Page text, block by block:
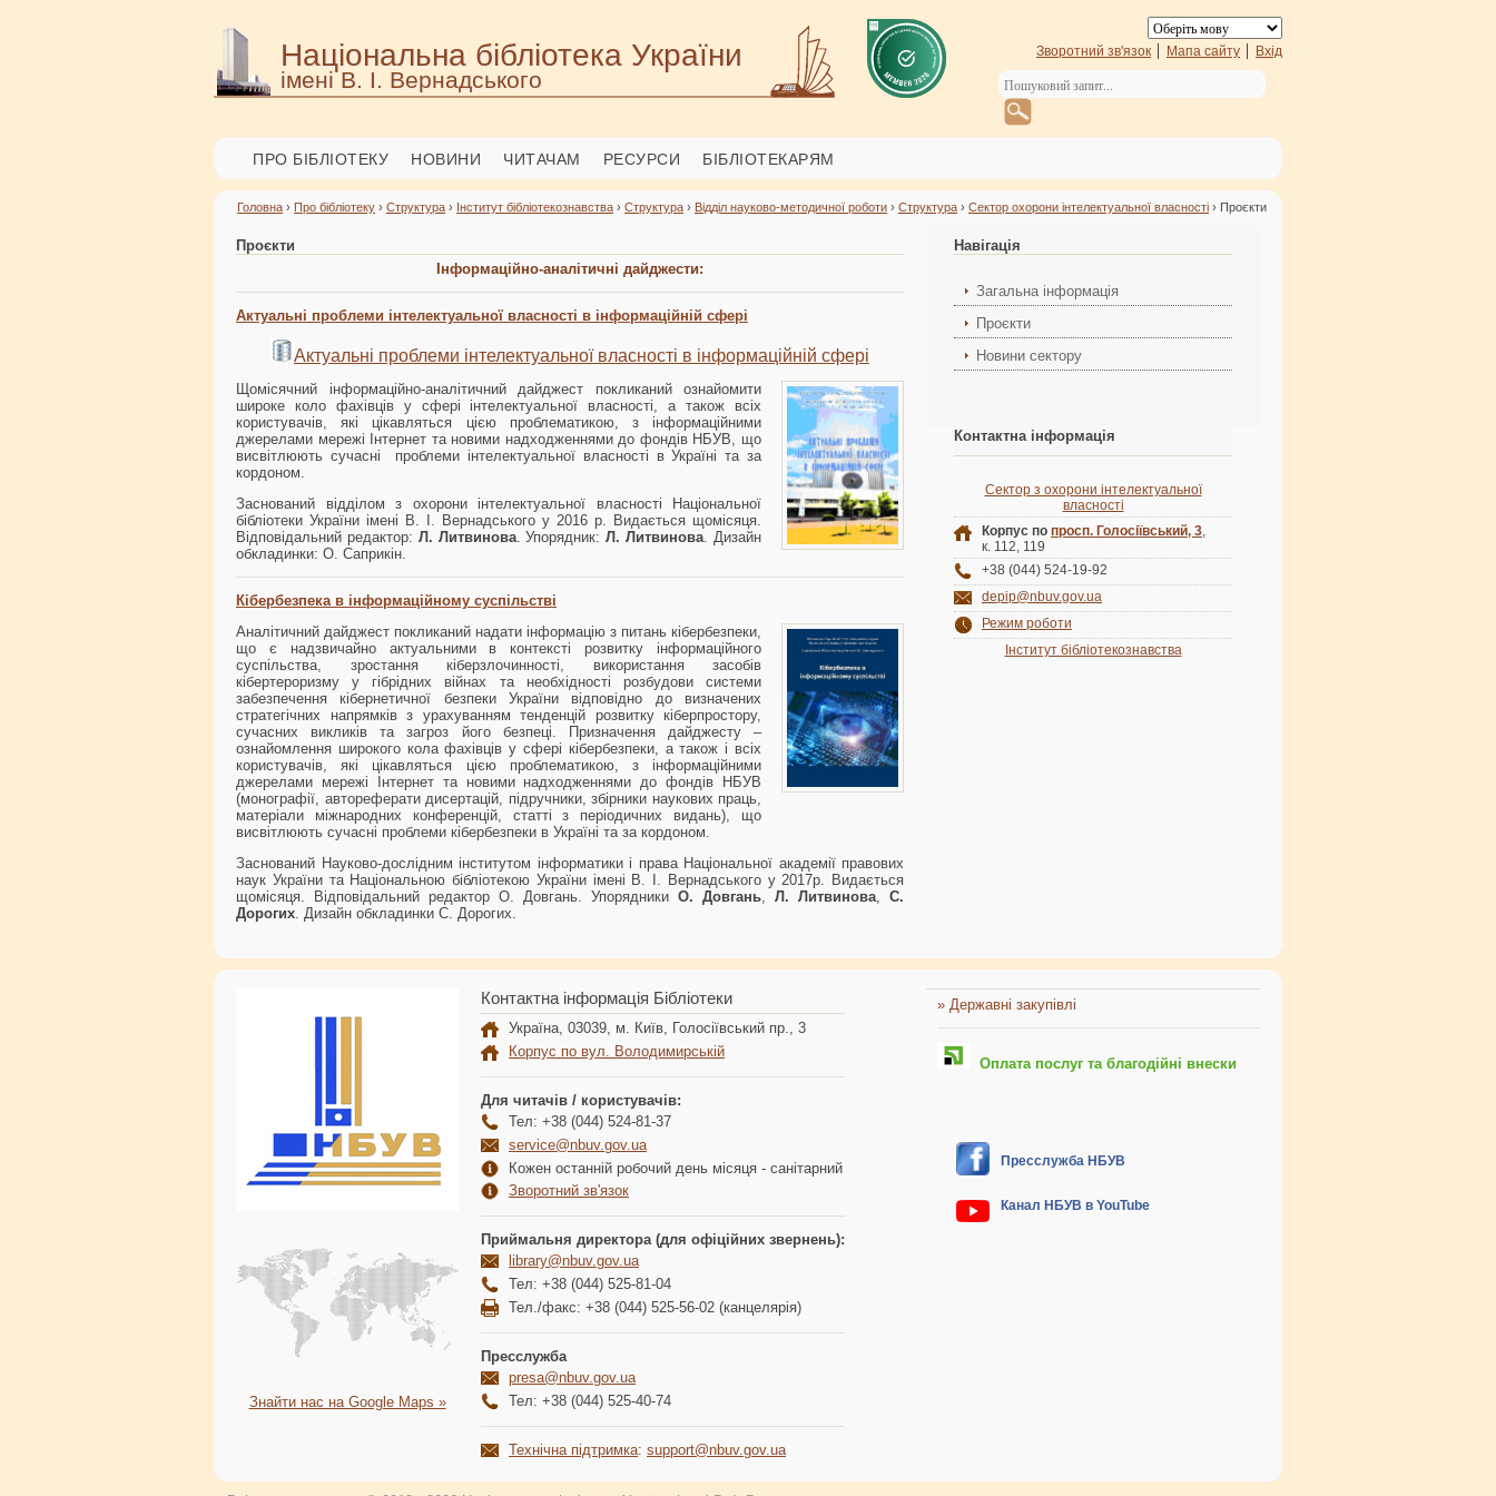
Національна бібліотека України
імені В. І. Вернадського
Зворотний зв'язок Мапа сайту Вхід
ПРО БІБЛІОТЕКУ НОВИНИ ЧИТАЧАМ РЕСУРСИ БІБЛІОТЕКАРЯМ
Головна › Про бібліотеку › Структура › Інститут бібліотекознавства › Структура › Відділ науково-методичної роботи › Структура › Сектор охорони інтелектуальної власності › Проєкти
Проєкти
Інформаційно-аналітичні дайджести:
Актуальні проблеми інтелектуальної власності в інформаційній сфері
Актуальні проблеми інтелектуальної власності в інформаційній сфері
Щомісячний інформаційно-аналітичний дайджест покликаний ознайомити
широке коло фахівців у сфері інтелектуальної власності, а також всіх
користувачів, які цікавляться цією проблематикою, з інформаційними
джерелами мережі Інтернет та новими надходженнями до фондів НБУВ, що
висвітлюють сучасні проблеми інтелектуальної власності в Україні та за
кордоном.
Заснований відділом з охорони інтелектуальної власності Національної
бібліотеки України імені В. І. Вернадського у 2016 р. Видається щомісяця.
Відповідальний редактор: Л. Литвинова. Упорядник:Л. Литвинова. Дизайн
обкладинки: О. Саприкін.
Кібербезпека в інформаційному суспільстві
Аналітичний дайджест покликаний надати інформацію з питань кібербезпеки,
що є надзвичайно актуальними в контексті розвитку інформаційного
суспільства, зростання кіберзлочинності, використання засобів
кібертероризму у гібрідних війнах та необхідності розбудови системи
забезпечення кібернетичної безпеки України відповідно до визначених
стратегічних напрямків з урахуванням тенденцій розвитку кіберпростору,
сучасних викликів та загроз його безпеці. Призначення дайджесту –
ознайомлення широкого кола фахівців у сфері кібербезпеки, а також і всіх
користувачів, які цікавляться цією проблематикою, з інформаційними
джерелами мережі Інтернет та новими надходженнями до фондів НБУВ
(монографії, автореферати дисертацій, підручники, збірники наукових праць,
матеріали міжнародних конференцій, статті з періодичних видань), що
висвітлюють сучасні проблеми кібербезпеки в Україні та за кордоном.
Заснований Науково-дослідним інститутом інформатики і права Національної академії правових
наук України та Національною бібліотекою України імені В. І. Вернадського у 2017р. Видається
щомісяця. Відповідальний редактор О. Довгань. Упорядники О. Довгань, Л. Литвинова, С.
Дорогих. Дизайн обкладинки С. Дорогих.
Навігація
Загальна інформація
Проєкти
Новини сектору
Контактна інформація
Сектор з охорони інтелектуальної
власності
Корпус по просп. Голосіївський, 3,
к. 112, 119
+38 (044) 524-19-92
depip@nbuv.gov.ua
Режим роботи
Інститут бібліотекознавства
Знайти нас на Google Maps »
Контактна інформація Бібліотеки
Україна, 03039, м. Київ, Голосіївський пр., 3
Корпус по вул. Володимирській
Для читачів / користувачів:
Тел: +38 (044) 524-81-37
service@nbuv.gov.ua
Кожен останній робочий день місяця - санітарний
Зворотний зв'язок
Приймальня директора (для офіційних звернень):
library@nbuv.gov.ua
Тел: +38 (044) 525-81-04
Тел./факс: +38 (044) 525-56-02 (канцелярія)
Пресслужба
presa@nbuv.gov.ua
Тел: +38 (044) 525-40-74
Технічна підтримка: support@nbuv.gov.ua
» Державні закупівлі
Оплата послуг та благодійні внески
Пресслужба НБУВ
Канал НБУВ в YouTube